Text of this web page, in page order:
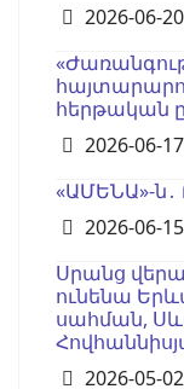
Details
2026-06-20
հերթական
Details
2026-06-17
«ԱՄԵՆԱ»-
Details
2026-06-15
Սրանց
ունենա
սահման,
Details
2026-05-02